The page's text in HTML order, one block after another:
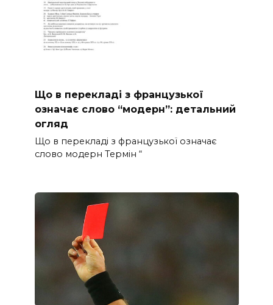
Що в перекладі з французької
означає слово “модерн”: детальний
огляд
Що в перекладі з французької означає
слово модерн Термін “